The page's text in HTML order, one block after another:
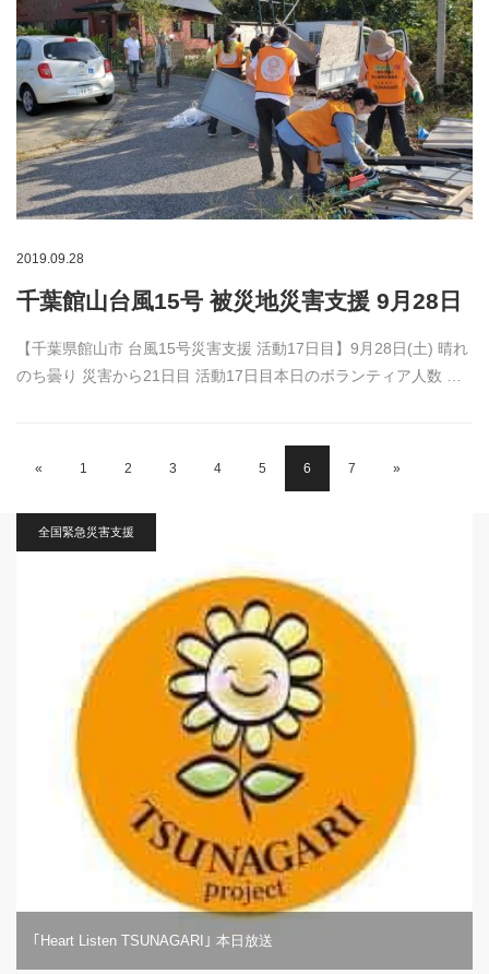
2019.09.28
千葉館山台風15号 被災地災害支援 9月28日
【千葉県館山市 台風15号災害支援 活動17日目】9月28日(土) 晴れ
のち曇り 災害から21日目 活動17日目本日のボランティア人数 …
« 1 2 3 4 5 6 7 »
全国緊急災害支援
｢Heart Listen TSUNAGARI｣ 本日放送